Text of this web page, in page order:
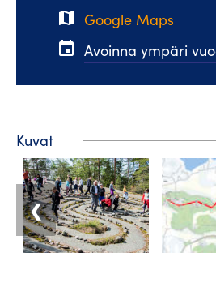
map Google Maps
event Avoinna ympäri
Kuvat
❮